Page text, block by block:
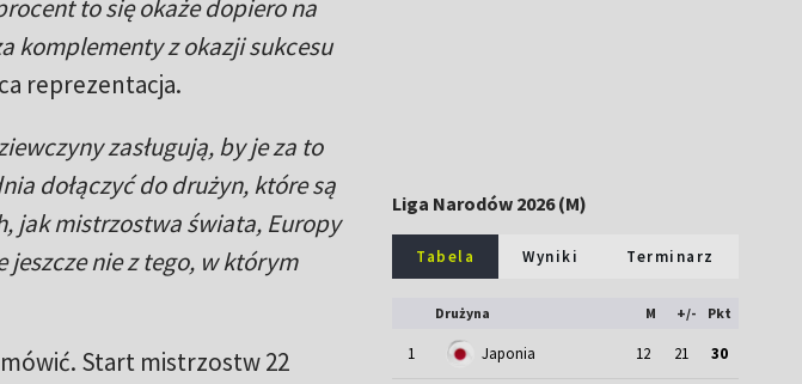
to się okaże dopiero na
komplementy z okazji sukcesu
reprezentacja.
zasługują, by je za to
dołączyć do drużyn, które są
jak mistrzostwa świata, Europy
nie z tego, w którym
Start mistrzostw 22
Liga Narodów 2026 (M)
Tabela Wyniki Terminarz
Drużyna M +/- Pkt
1 Japonia 12 21 30